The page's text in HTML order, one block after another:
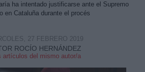
ha intentado justificarse ante el Supremo
en Cataluña durante el procés
ROCÍO HERNÁNDEZ
artículos del mismo autor/a
27 FEBRERO 2019